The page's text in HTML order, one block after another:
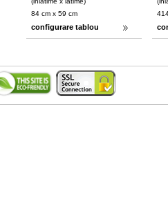
84 cm x 59 cm
configurare tablou